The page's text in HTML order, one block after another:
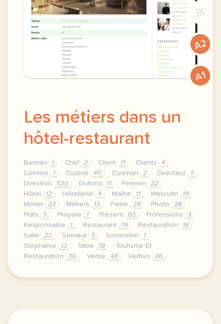
B1
A2
A1
Les métiers dans un
hôtel-restaurant
Barman 1 Chef 2 Client 11 Clients
4
Commis
1 Cuisine 40 Cuisinier 2 Directeur
5
Direction
530 Dufond 11 Féminin
22
Hôtel
12 Hôtellerie 4 Maître 11 Masculin
19
Métier
23 Métiers 13 Partie 29 Photo
28
Plats
5 Prépare 1 Présent 63 Professions
3
Responsable
1 Restaurant 19 Restauration
16
Salle
23 Serveur 5 Sommelier
1
Stéphanie
13 Table 18
Tourisme Et
Restauration
30 Verbe 48 Verbes 86
theme tourisme et restauration duree 120